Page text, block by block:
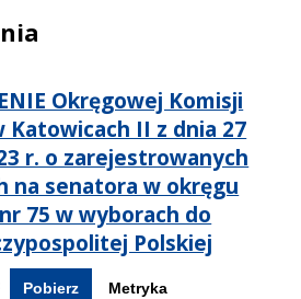
Okręgowej Komisji
Katowicach II z dnia 27
r. o zarejestrowanych
na senatora w okręgu
75 w wyborach do
Polskiej
Pobierz Metryka